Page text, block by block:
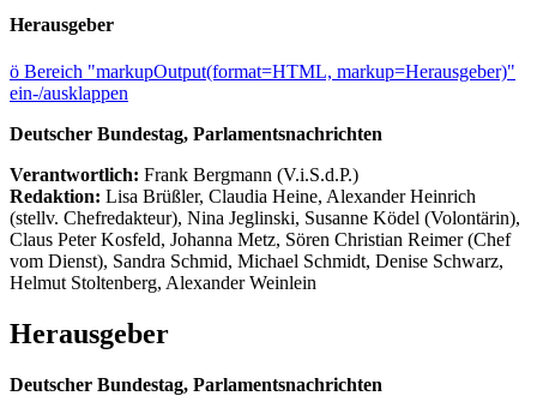
Herausgeber
ö Bereich "markupOutput(format=HTML, markup=Herausgeber)"
ein-/ausklappen
Deutscher Bundestag, Parlamentsnachrichten
Verantwortlich: Frank Bergmann (V.i.S.d.P.)
Redaktion: Lisa Brüßler, Claudia Heine, Alexander Heinrich
(stellv. Chefredakteur), Nina Jeglinski, Susanne Ködel (Volontärin),
Claus Peter Kosfeld, Johanna Metz, Sören Christian Reimer (Chef
vom Dienst), Sandra Schmid, Michael Schmidt, Denise Schwarz,
Helmut Stoltenberg, Alexander Weinlein
Herausgeber
Deutscher Bundestag, Parlamentsnachrichten